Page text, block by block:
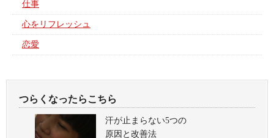
仕事
心をリフレッシュ
恋愛
つらくなったらこちら
汗が止まらない5つの
原因と改善法